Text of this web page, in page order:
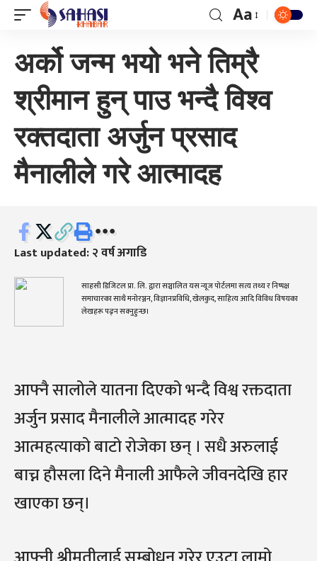
Aa
अर्को जन्म भयो भने तिम्रै
श्रीमान हुन् पाउ भन्दै विश्व
रक्तदाता अर्जुन प्रसाद
मैनालीले गरे आत्मादह
Last updated: २ वर्ष अगाडि
साहसी डिजिटल प्रा. लि. द्वारा सञ्चालित यस न्यूज पोर्टलमा सत्य तथ्य र निष्पक्ष
समाचारका साथै मनोरञ्जन, विज्ञानप्रविधि, खेलकुद, साहित्य आदि विविध विषयका
लेखहरू पढ्न सक्नुहुन्छ।
आफ्नै सालोले यातना दिएको भन्दै विश्व रक्तदाता
अर्जुन प्रसाद मैनालीले आत्मादह गरेर
आत्महत्याको बाटो रोजेका छन् । सधै अरुलाई
बाच्न हौसला दिने मैनाली आफैले जीवनदेखि हार
खाएका छन्।